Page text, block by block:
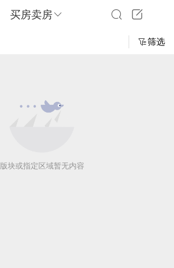
买房卖房
筛选
版块或指定区域暂无内容